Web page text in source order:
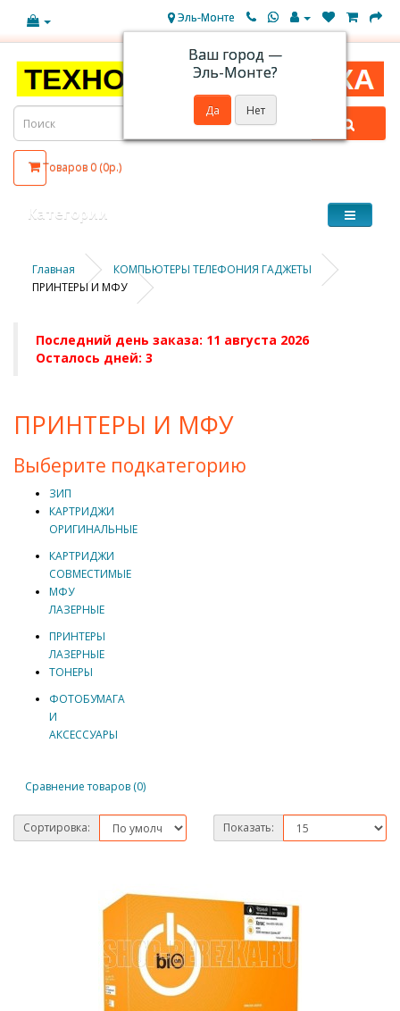
Эль-Монте
Ваш город —
Эль-Монте?
Товаров 0 (0р.)
Категории
Главная
КОМПЬЮТЕРЫ ТЕЛЕФОНИЯ ГАДЖЕТЫ
ПРИНТЕРЫ И МФУ
Последний день заказа: 11 августа 2026
Осталось дней: 3
ПРИНТЕРЫ И МФУ
Выберите подкатегорию
ЗИП
КАРТРИДЖИ
ОРИГИНАЛЬНЫЕ
КАРТРИДЖИ
СОВМЕСТИМЫЕ
МФУ
ЛАЗЕРНЫЕ
ПРИНТЕРЫ
ЛАЗЕРНЫЕ
ТОНЕРЫ
ФОТОБУМАГА
И
АКСЕССУАРЫ
Сравнение товаров (0)
Сортировка: Показать: